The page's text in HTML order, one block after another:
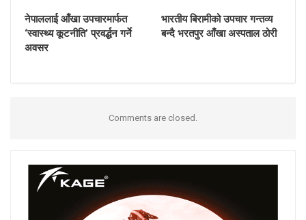
नेपाललाई आँखा उपचारमार्फत
‘स्वास्थ्य कूटनीति’ प्रवर्द्धन गर्ने
अवसर
भारतीय बिरामीको उपचार गन्तव्य
बन्दै भरतपुर आँखा अस्पताल ठोरी
Comments are closed.